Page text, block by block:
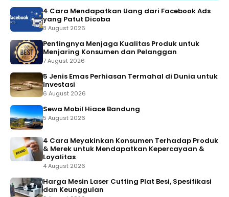
4 Cara Mendapatkan Uang dari Facebook Ads
yang Patut Dicoba
8 August 2026
Pentingnya Menjaga Kualitas Produk untuk
Menjaring Konsumen dan Pelanggan
7 August 2026
5 Jenis Emas Perhiasan Termahal di Dunia untuk
Investasi
6 August 2026
Sewa Mobil Hiace Bandung
5 August 2026
4 Cara Meyakinkan Konsumen Terhadap Produk
& Merek untuk Mendapatkan Kepercayaan &
Loyalitas
4 August 2026
Harga Mesin Laser Cutting Plat Besi, Spesifikasi
dan Keunggulan